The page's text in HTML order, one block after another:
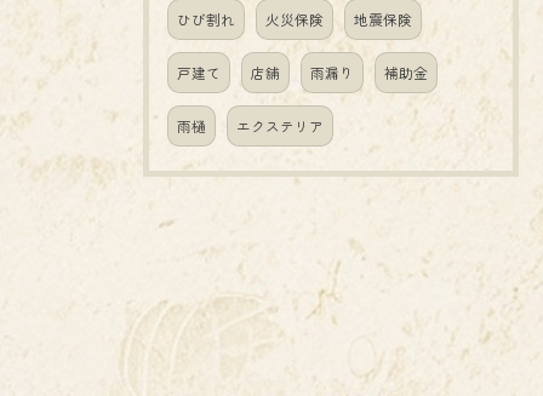
ひび割れ 火災保険 地震保険
戸建て 店舗 雨漏り 補助金
雨樋 エクステリア